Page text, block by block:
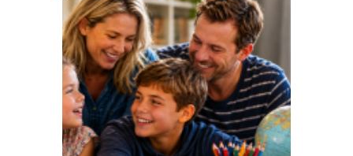
m
y
d
a
a
m
a
g